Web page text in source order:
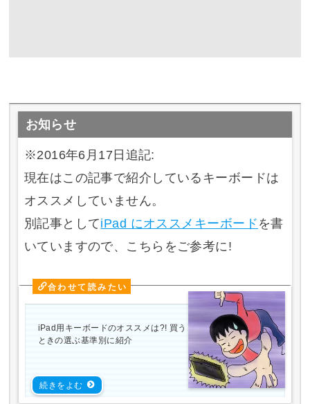
お知らせ
※2016年6月17日追記:
現在はこの記事で紹介しているキーボードは
オススメしていません。
別記事としてiPad にオススメキーボード を書
いていますので、こちらをご参考に!
iPad用キーボードのオススメは?! 買う
ときの選ぶ基準別に紹介